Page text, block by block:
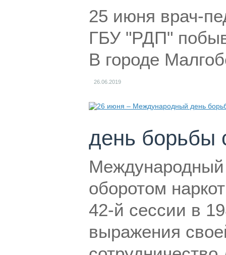
25 июня врач-
ГБУ "РДП"
В городе
26.06.2019
день борьбы
Международный
оборотом
42-й сессии в
выражения